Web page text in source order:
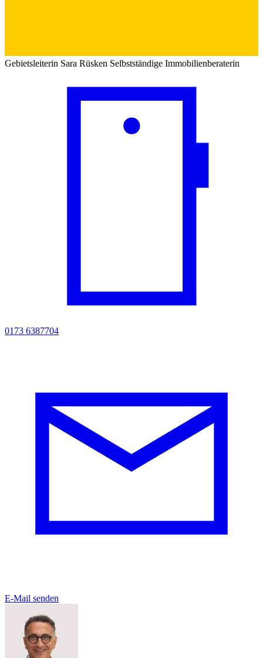
Gebietsleiterin Sara Rüsken Selbstständige Immobilienberaterin
0173 6387704
E-Mail senden